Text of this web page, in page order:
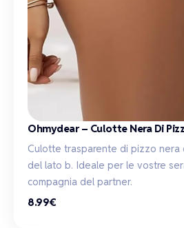
Ohmydear – Culotte Nera Di
Culotte trasparente di pizzo nera
del lato b. Ideale per le vostre
compagnia del partner.
8.99€